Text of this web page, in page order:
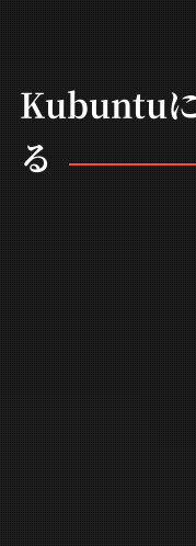
Kubuntu
る